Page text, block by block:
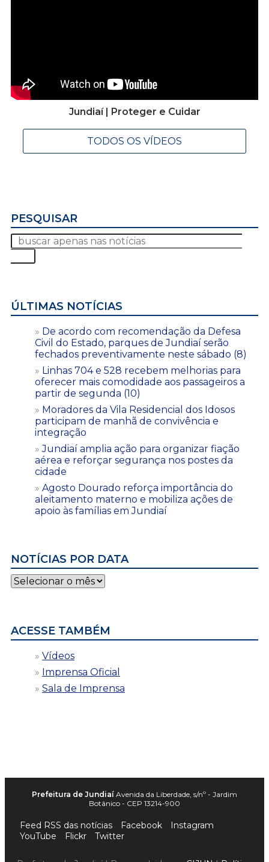
Jundiaí | Proteger e Cuidar
TODOS OS VÍDEOS
PESQUISAR
ÚLTIMAS NOTÍCIAS
De acordo com recomendação da Defesa
Civil do Estado, parques de Jundiaí serão
fechados preventivamente neste sábado (8)
Linhas 704 e 528 recebem melhorias para
oferecer mais comodidade aos passageiros a
partir de segunda (10)
Moradores da Vila Residencial dos Idosos
participam de manhã de convivência e
integração
Jundiaí amplia ação para organizar fiação
aérea e reforçar segurança nos postes da
cidade
Agosto Dourado reforça importância do
aleitamento materno e mobiliza ações de
apoio às famílias em Jundiaí
NOTÍCIAS POR DATA
Notícias
por
ACESSE TAMBÉM
Vídeos
Imprensa Oficial
Sala de Imprensa
Prefeitura de Jundiaí Avenida da Liberdade, s/nº - Jardim
Botânico - CEP 13214-900
Feed RSS das notícias Facebook
Instagram
YouTube
Flickr Twitter